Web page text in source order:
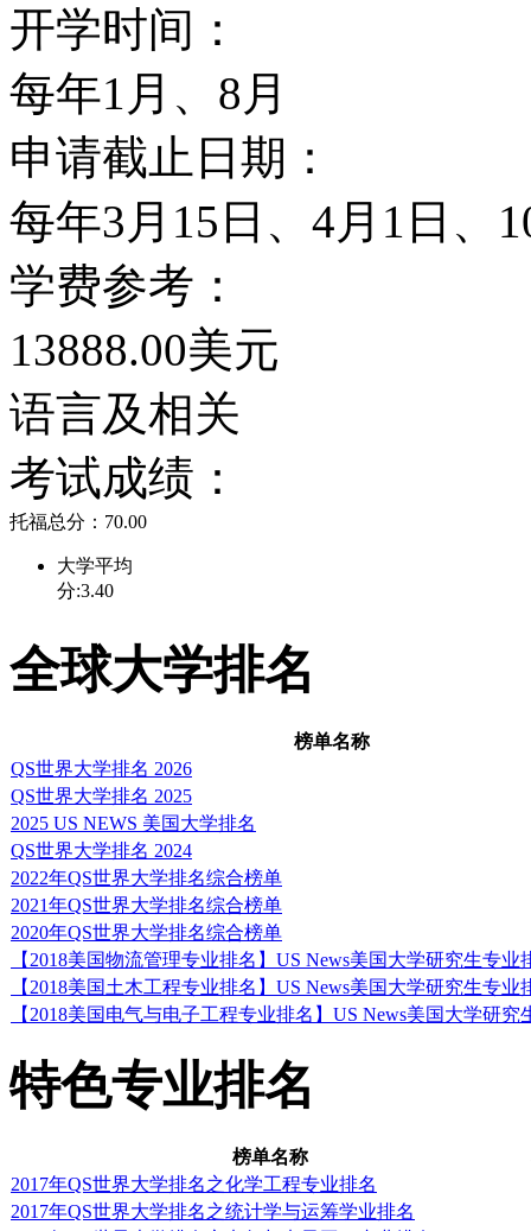
的车程。来自世界各地
共同生活工作在这个友
田纳西大学校景
田纳西大学因其良好的
出的研究成果而成为顶
收了大批优秀的学生，
有三分之一的学生高中
2006年著名的《吉卜林
peronal finance
教学质量，评价田纳西
值”的学校之一。
城市介绍
地处美国田纳西州东部
美，友好和睦的城市。
173890人。是田纳西州
兰大，孟菲斯等大城市
纳西歌剧院和众多国家
开学时间：
每年1月、8月
申请截止日期：
每年3月15日、4月1日、
学费参考：
13888.00美元
语言及相关
考试成绩：
托福总分：70.00
大学平均
分:3.40
全球大学排名
榜单名称
QS世界大学排名 2026
QS世界大学排名 2025
2025 US NEWS 美国大学排名
QS世界大学排名 2024
2022年QS世界大学排名综合榜单
2021年QS世界大学排名综合榜单
2020年QS世界大学排名综合榜单
【2018美国物流管理专业排名】US News美国大学研究生专业
【2018美国土木工程专业排名】US News美国大学研究生专业
【2018美国电气与电子工程专业排名】US News美国大学研究
特色专业排名
榜单名称
2017年QS世界大学排名之化学工程专业排名
2017年QS世界大学排名之统计学与运筹学业排名